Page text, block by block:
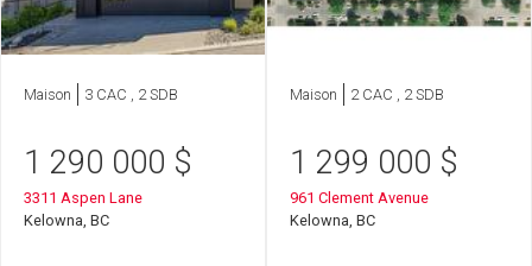
Maison 3 CAC , 2 SDB
1 290 000 $
3311 Aspen Lane
Kelowna, BC
Maison 2 CAC , 2 SDB
1 299 000 $
961 Clement Avenue
Kelowna, BC